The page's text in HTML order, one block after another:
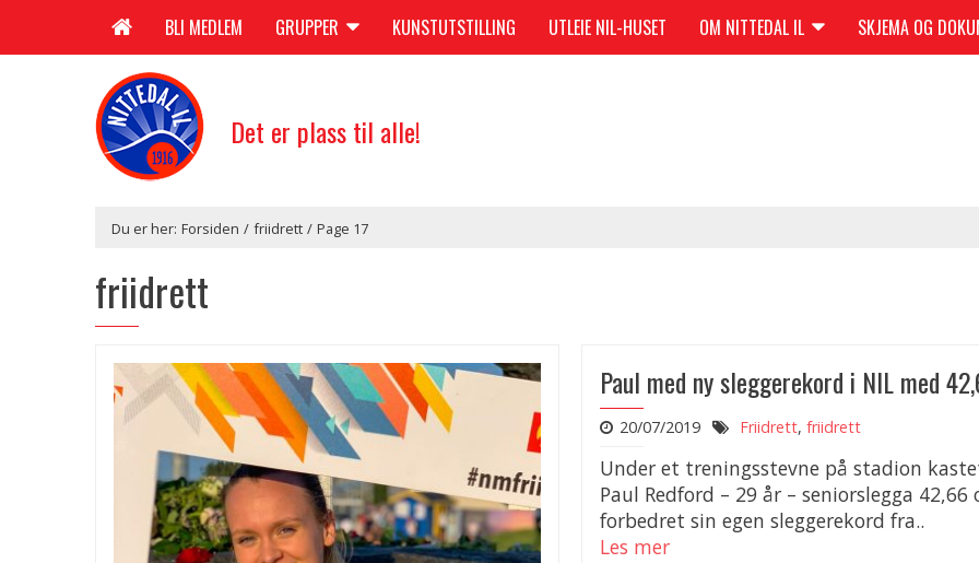
BLI MEDLEM GRUPPER KUNSTUTSTILLING UTLEIE NIL-HUSET OM NITTEDAL IL SKJEMA OG
Det er plass til alle!
Du er her: Forsiden / friidrett / Page 17
friidrett
Paul med ny sleggerekord i NIL med
20/07/2019 Friidrett, friidrett
Under et treningsstevne på stadion
Paul Redford – 29 år – seniorslegga 42,66
forbedret sin egen sleggerekord fra..
Les mer